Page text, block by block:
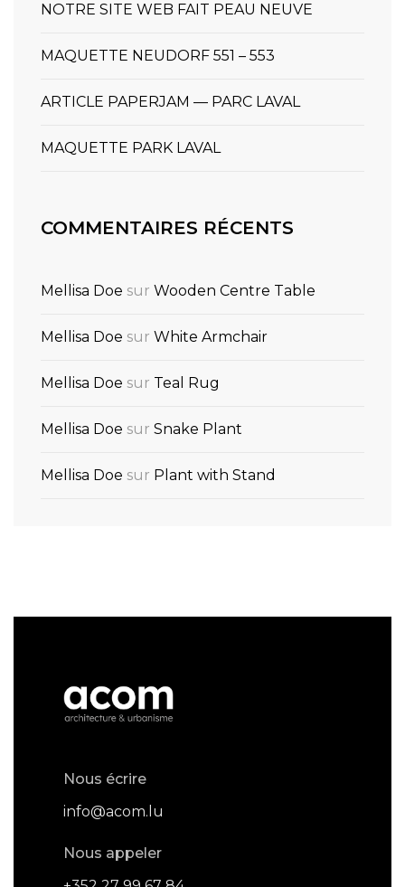
NOTRE SITE WEB FAIT PEAU NEUVE
MAQUETTE NEUDORF 551 – 553
ARTICLE PAPERJAM — PARC LAVAL
MAQUETTE PARK LAVAL
COMMENTAIRES RÉCENTS
Mellisa Doe sur Wooden Centre Table
Mellisa Doe sur White Armchair
Mellisa Doe sur Teal Rug
Mellisa Doe sur Snake Plant
Mellisa Doe sur Plant with Stand
Nous écrire
info@acom.lu
Nous appeler